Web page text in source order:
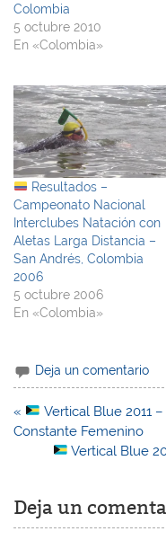
Colombia
5 octubre 2010
En «Colombia»
Resultados –
Campeonato Nacional
Interclubes Natación con
Aletas Larga Distancia –
San Andrés, Colombia
2006
5 octubre 2006
En «Colombia»
Deja un comentario
Navegación
de
entradas
«
Vertical Blue 2011
Constante Femenino
Vertical Blue
Deja un